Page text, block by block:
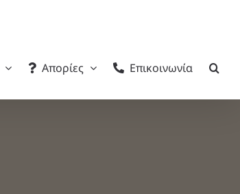
Απορίες Επικοινωνία